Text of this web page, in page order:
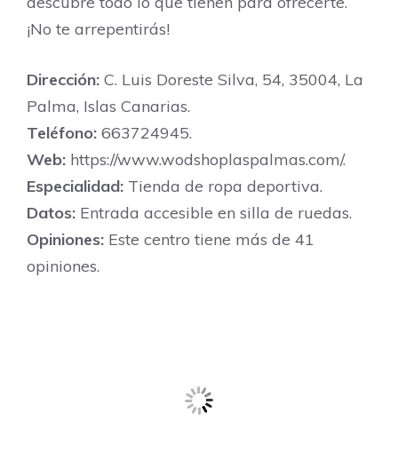
¡No te arrepentirás!
Dirección: C. Luis Doreste Silva, 54, 35004, La
Palma, Islas Canarias.
Teléfono: 663724945.
Web: https://www.wodshoplaspalmas.com/.
Especialidad: Tienda de ropa deportiva.
Datos: Entrada accesible en silla de ruedas.
Opiniones: Este centro tiene más de 41
opiniones.